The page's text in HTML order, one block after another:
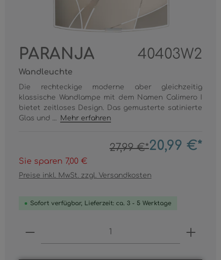
PARANJA 40403W2
Wandleuchte
Die rechteckige moderne aber gleichzeitig
klassische Wandlampe mit dem Namen Calimero I
bietet zeitloses Design. Das gemusterte satinierte
Glas und ...
Mehr erfahren
27,99 €*20,99 €*
Sie sparen 7,00 €
Preise inkl. MwSt. zzgl. Versandkosten
Sofort verfügbar, Lieferzeit: ca. 3 - 5 Werktage
Produkt Anzahl: Gib den